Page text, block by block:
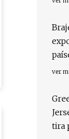
ver
tira